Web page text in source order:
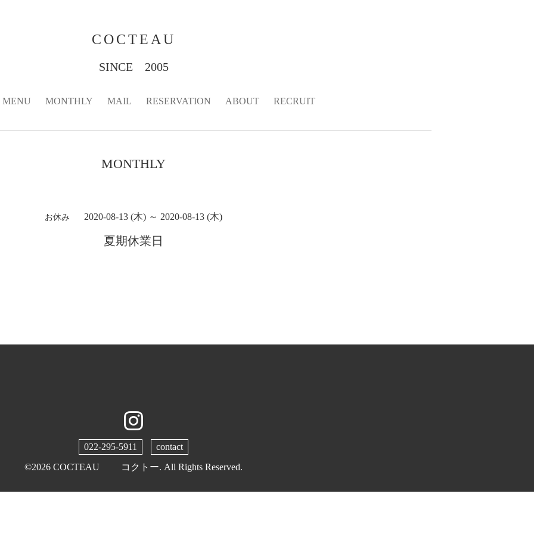
COCTEAU
SINCE 2005
MENU MONTHLY MAIL RESERVATION ABOUT RECRUIT
MONTHLY
お休み 2020-08-13 (木) ～ 2020-08-13 (木)
夏期休業日
022-295-5911
contact
©2026 COCTEAU コクトー. All Rights Reserved.